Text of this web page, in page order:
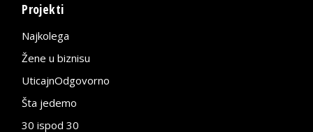
Projekti
Najkolega
Žene u biznisu
UticajnOdgovorno
Šta jedemo
30 ispod 30